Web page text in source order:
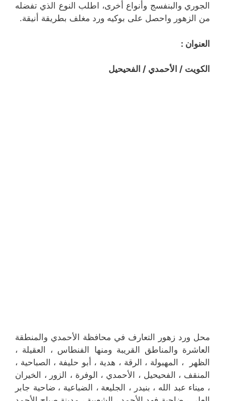
الجوري والبنفسج وأنواع أخرى، اطلب النوع الذي تفضله
من الزهور واحصل على بوكيه ورد مغلف بطريقة أنيقة.
العنوان :
الكويت / الأحمدي / الفحيحيل
محل ورد زهور التعارف في محافظة الأحمدي والمنطقة
العاشرة والمناطق القريبة ‎ومنها الفنطاس ، العقيلة ،
الظهر ، المهبولة ، الرقة ، هدية ، أبو حليفة ، الصباحية ،
المنقف ، الفحيحيل ، الأحمدي ، الوفرة ، الزور ، الخيران
، ميناء عبد الله ، بنيدر ، الجليعة ، الضباعية ، ضاحية جابر